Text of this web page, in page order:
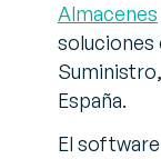
Almacenes
soluciones
España.
El